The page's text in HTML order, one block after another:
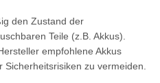
den Zustand der
Teile (z.B. Akkus).
empfohlene Akkus
Sicherheitsrisiken zu vermeiden.